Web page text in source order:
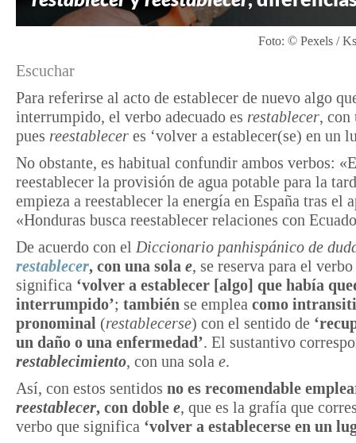
Foto: © Pexels /
Escuchar
Para referirse al acto de establecer de nuevo algo
interrumpido, el verbo adecuado es restablecer, con
pues reestablecer es ‘volver a establecer(se) en un
No obstante, es habitual confundir ambos verbos:
reestablecer la provisión de agua potable para la
empieza a reestablecer la energía en España tras el
«Honduras busca reestablecer relaciones con
De acuerdo con el Diccionario panhispánico de
restablecer, con una sola e, se reserva para el verbo
significa ‘volver a establecer [algo] que había
interrumpido’; también se emplea como
pronominal (restablecerse) con el sentido de
un daño o una enfermedad’. El sustantivo
restablecimiento, con una sola e.
Así, con estos sentidos no es recomendable
reestablecer, con doble e, que es la grafía que
verbo que significa ‘volver a establecerse en un